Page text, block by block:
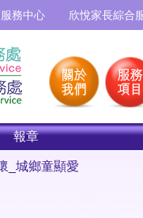
務中心 欣悅家長綜合
報章
_城鄉童顯愛